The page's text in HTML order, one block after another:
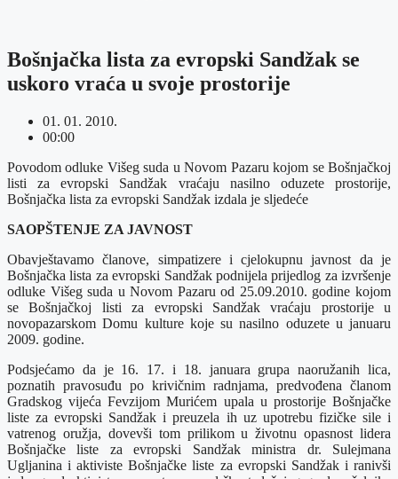
Bošnjačka lista za evropski Sandžak se
uskoro vraća u svoje prostorije
01. 01. 2010.
00:00
Povodom odluke Višeg suda u Novom Pazaru kojom se Bošnjačkoj
listi za evropski Sandžak vraćaju nasilno oduzete prostorije,
Bošnjačka lista za evropski Sandžak izdala je sljedeće
SAOPŠTENJE ZA JAVNOST
Obavještavamo članove, simpatizere i cjelokupnu javnost da je
Bošnjačka lista za evropski Sandžak podnijela prijedlog za izvršenje
odluke Višeg suda u Novom Pazaru od 25.09.2010. godine kojom
se Bošnjačkoj listi za evropski Sandžak vraćaju prostorije u
novopazarskom Domu kulture koje su nasilno oduzete u januaru
2009. godine.
Podsjećamo da je 16. 17. i 18. januara grupa naoružanih lica,
poznatih pravosuđu po krivičnim radnjama, predvođena članom
Gradskog vijeća Fevzijom Murićem upala u prostorije Bošnjačke
liste za evropski Sandžak i preuzela ih uz upotrebu fizičke sile i
vatrenog oružja, dovevši tom prilikom u životnu opasnost lidera
Bošnjačke liste za evropski Sandžak ministra dr. Sulejmana
Ugljanina i aktiviste Bošnjačke liste za evropski Sandžak i ranivši